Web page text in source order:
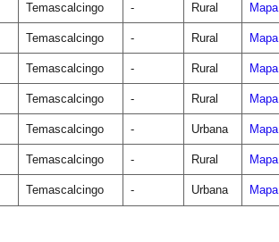
Temascalcingo - Rural Mapa
Temascalcingo - Rural Mapa
Temascalcingo - Rural Mapa
Temascalcingo - Rural Mapa
Temascalcingo - Urbana Mapa
Temascalcingo - Rural Mapa
Temascalcingo - Urbana Mapa